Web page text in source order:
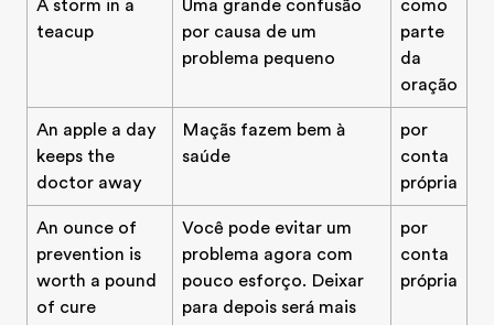
A storm in a
teacup
Uma grande confusão
por causa de um
problema pequeno
como
parte
da
oração
An apple a day
keeps the
doctor away
Maçãs fazem bem à
saúde
por
conta
própria
An ounce of
prevention is
worth a pound
of cure
Você pode evitar um
problema agora com
pouco esforço. Deixar
para depois será mais
por
conta
própria